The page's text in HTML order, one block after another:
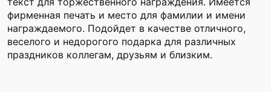
фирменная печать и место для фамилии и имени
награждаемого. Подойдет в качестве отличного,
веселого и недорогого подарка для различных
праздников коллегам, друзьям и близким.